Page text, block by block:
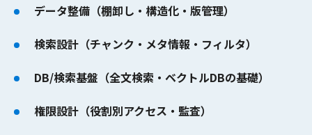
データ整備（棚卸し・構造化・版管理）
検索設計（チャンク・メタ情報・フィルタ）
DB/検索基盤（全文検索・ベクトルDBの基礎）
権限設計（役割別アクセス・監査）